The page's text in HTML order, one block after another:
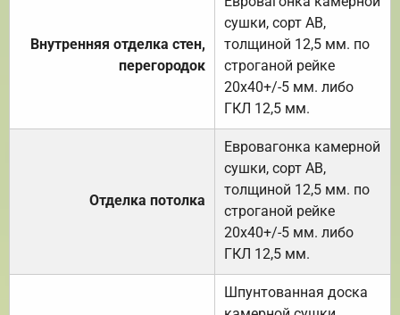
Внутренняя отделка стен,
перегородок
сушки, сорт АВ,
толщиной 12,5 мм. по
строганой рейке
20х40+/-5 мм. либо
ГКЛ 12,5 мм.
Отделка потолка
Евровагонка камерной
сушки, сорт АВ,
толщиной 12,5 мм. по
строганой рейке
20х40+/-5 мм. либо
ГКЛ 12,5 мм.
Шпунтованная доска